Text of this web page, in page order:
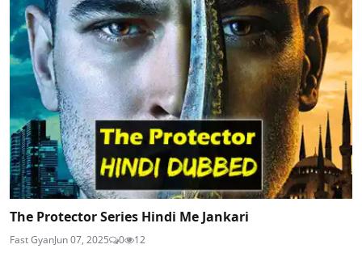
The Protector Series Hindi Me Jankari
Fast GyanJun 07, 2025 0 12